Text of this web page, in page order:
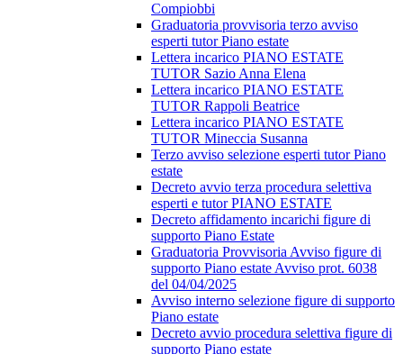
Compiobbi
Graduatoria provvisoria terzo avviso
esperti tutor Piano estate
Lettera incarico PIANO ESTATE
TUTOR Sazio Anna Elena
Lettera incarico PIANO ESTATE
TUTOR Rappoli Beatrice
Lettera incarico PIANO ESTATE
TUTOR Mineccia Susanna
Terzo avviso selezione esperti tutor Piano
estate
Decreto avvio terza procedura selettiva
esperti e tutor PIANO ESTATE
Decreto affidamento incarichi figure di
supporto Piano Estate
Graduatoria Provvisoria Avviso figure di
supporto Piano estate Avviso prot. 6038
del 04/04/2025
Avviso interno selezione figure di supporto
Piano estate
Decreto avvio procedura selettiva figure di
supporto Piano estate